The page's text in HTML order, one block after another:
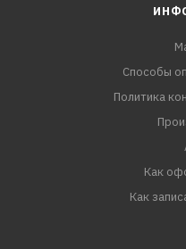
Способы
Политика
Как
Как